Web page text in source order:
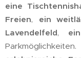
eine
Freien, ein
Lavendelfeld,
Parkmöglichkeiten.